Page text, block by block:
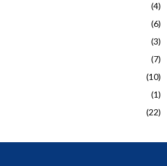
(4)
(6)
(3)
(7)
(10)
(1)
(22)